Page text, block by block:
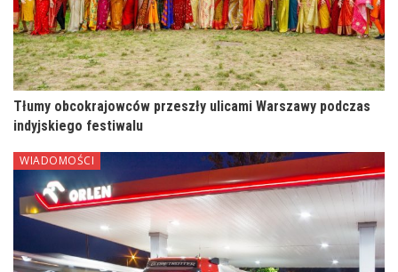
Tłumy obcokrajowców przeszły ulicami Warszawy podczas
indyjskiego festiwalu
WIADOMOŚCI